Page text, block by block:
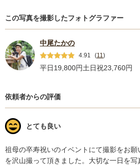
この写真を撮影したフォトグラファー
中尾たかの
4.91 (11)
平日19,800円土日祝23,760円
依頼者からの評価
とても良い
祖母の卒寿祝いのイベントにて撮影をお願
を沢山撮って頂きました。大切な一日を写